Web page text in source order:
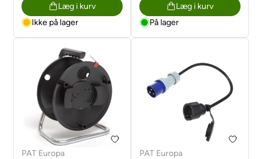
Læg i kurv
Ikke på lager
Læg i kurv
På lager
PAT Europa
PAT Europa